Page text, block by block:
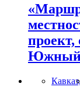
Южный